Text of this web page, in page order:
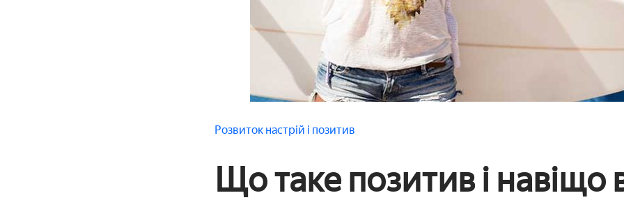
Розвиток настрій і позитив
Що таке позитив і навіщо